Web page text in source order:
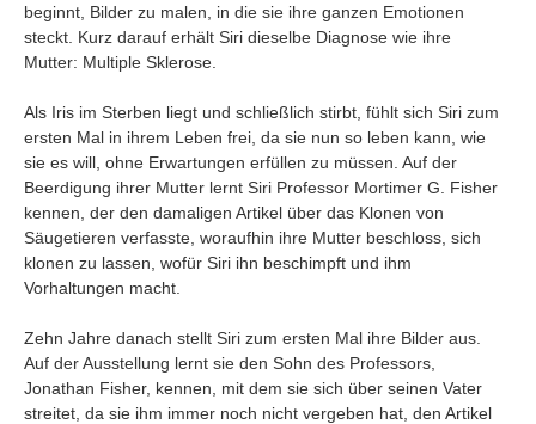
beginnt, Bilder zu malen, in die sie ihre ganzen Emotionen
steckt. Kurz darauf erhält Siri dieselbe Diagnose wie ihre
Mutter: Multiple Sklerose.
Als Iris im Sterben liegt und schließlich stirbt, fühlt sich Siri zum
ersten Mal in ihrem Leben frei, da sie nun so leben kann, wie
sie es will, ohne Erwartungen erfüllen zu müssen. Auf der
Beerdigung ihrer Mutter lernt Siri Professor Mortimer G. Fisher
kennen, der den damaligen Artikel über das Klonen von
Säugetieren verfasste, woraufhin ihre Mutter beschloss, sich
klonen zu lassen, wofür Siri ihn beschimpft und ihm
Vorhaltungen macht.
Zehn Jahre danach stellt Siri zum ersten Mal ihre Bilder aus.
Auf der Ausstellung lernt sie den Sohn des Professors,
Jonathan Fisher, kennen, mit dem sie sich über seinen Vater
streitet, da sie ihm immer noch nicht vergeben hat, den Artikel